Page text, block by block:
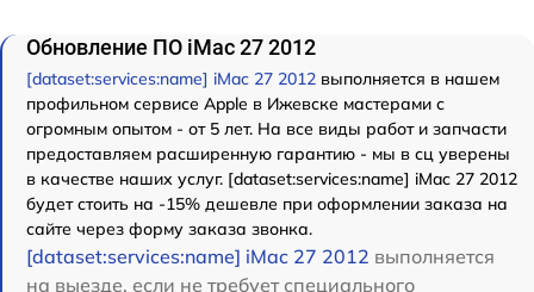
Обновление ПО iMac 27 2012
[dataset:services:name] iMac 27 2012 выполняется в нашем
профильном сервисе Apple в Ижевске мастерами с
огромным опытом - от 5 лет. На все виды работ и запчасти
предоставляем расширенную гарантию - мы в сц уверены
в качестве наших услуг. [dataset:services:name] iMac 27 2012
будет стоить на -15% дешевле при оформлении заказа на
сайте через форму заказа звонка.
[dataset:services:name] iMac 27 2012 выполняется
на выезде, если не требует специального